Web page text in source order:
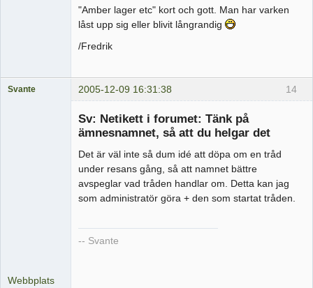
"Amber lager etc" kort och gott. Man har varken
låst upp sig eller blivit långrandig
/Fredrik
14
Svante 2005-12-09 16:31:38
Sv: Netikett i forumet: Tänk på
ämnesnamnet, så att du helgar det
Det är väl inte så dum idé att döpa om en tråd
under resans gång, så att namnet bättre
avspeglar vad tråden handlar om. Detta kan jag
som administratör göra + den som startat tråden.
-- Svante
Webbplats